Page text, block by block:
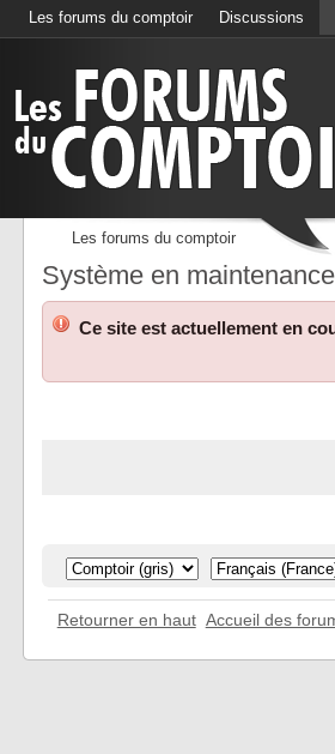
Les forums du comptoir Discussions
Les forums du comptoir
Système en maintenance
Ce site est actuellement en
Retourner en haut Accueil des